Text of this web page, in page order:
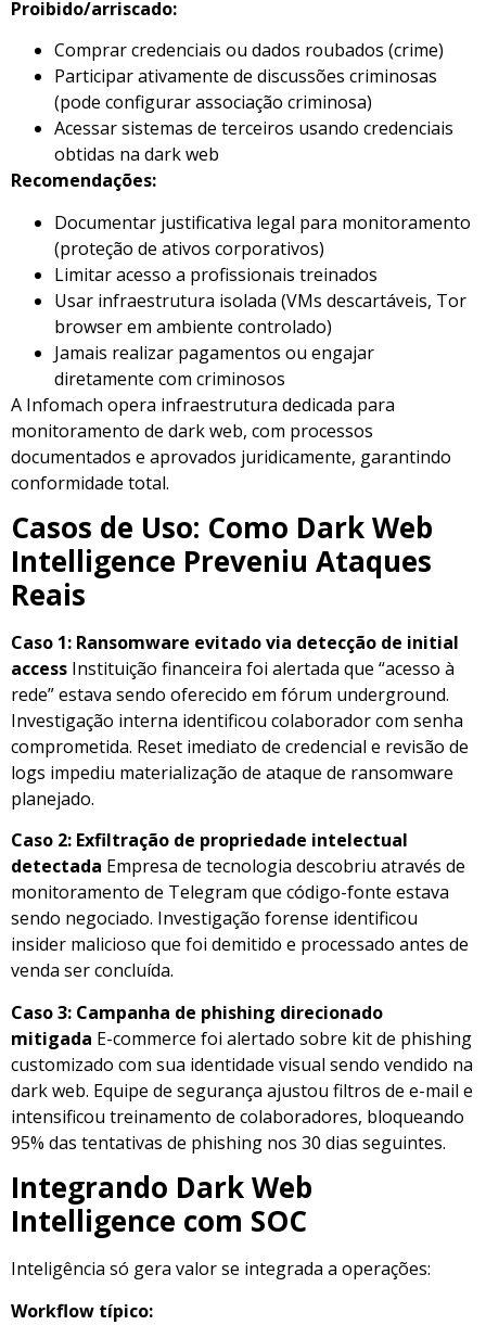
Proibido/arriscado:
Comprar credenciais ou dados roubados (crime)
Participar ativamente de discussões criminosas
(pode configurar associação criminosa)
Acessar sistemas de terceiros usando credenciais
obtidas na dark web
Recomendações:
Documentar justificativa legal para monitoramento
(proteção de ativos corporativos)
Limitar acesso a profissionais treinados
Usar infraestrutura isolada (VMs descartáveis, Tor
browser em ambiente controlado)
Jamais realizar pagamentos ou engajar
diretamente com criminosos
A Infomach opera infraestrutura dedicada para
monitoramento de dark web, com processos
documentados e aprovados juridicamente, garantindo
conformidade total.
Casos de Uso: Como Dark Web
Intelligence Preveniu Ataques
Reais
Caso 1: Ransomware evitado via detecção de initial
access Instituição financeira foi alertada que “acesso à
rede” estava sendo oferecido em fórum underground.
Investigação interna identificou colaborador com senha
comprometida. Reset imediato de credencial e revisão de
logs impediu materialização de ataque de ransomware
planejado.
Caso 2: Exfiltração de propriedade intelectual
detectada Empresa de tecnologia descobriu através de
monitoramento de Telegram que código-fonte estava
sendo negociado. Investigação forense identificou
insider malicioso que foi demitido e processado antes de
venda ser concluída.
Caso 3: Campanha de phishing direcionado
mitigada E-commerce foi alertado sobre kit de phishing
customizado com sua identidade visual sendo vendido na
dark web. Equipe de segurança ajustou filtros de e-mail e
intensificou treinamento de colaboradores, bloqueando
95% das tentativas de phishing nos 30 dias seguintes.
Integrando Dark Web
Intelligence com SOC
Inteligência só gera valor se integrada a operações:
Workflow típico: